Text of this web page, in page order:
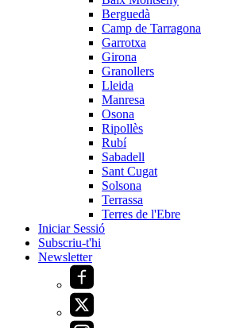
Berguedà
Camp de Tarragona
Garrotxa
Girona
Granollers
Lleida
Manresa
Osona
Ripollès
Rubí
Sabadell
Sant Cugat
Solsona
Terrassa
Terres de l'Ebre
Iniciar Sessió
Subscriu-t'hi
Newsletter